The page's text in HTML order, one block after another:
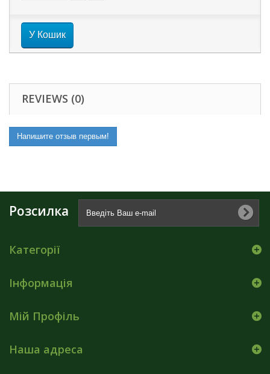
У Кошик
REVIEWS (0)
Напишите отзыв первым!
Розсилка
Категорії
Інформація
Мій Профіль
Наша адреса